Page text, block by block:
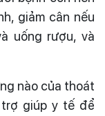
giảm cân nếu
uống rượu, và
nào của thoát
giúp y tế để